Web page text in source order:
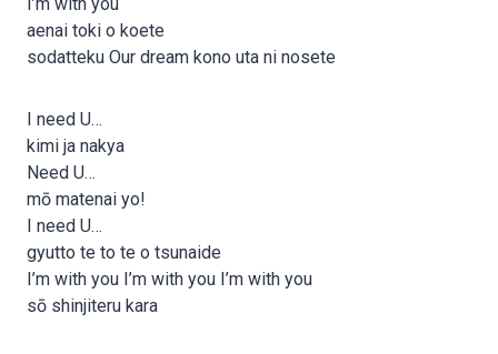
aenai toki o koete
sodatteku Our dream kono uta ni nosete
I need U…
kimi ja nakya
Need U…
mō matenai yo!
I need U…
gyutto te to te o tsunaide
I’m with you I’m with you I’m with you
sō shinjiteru kara